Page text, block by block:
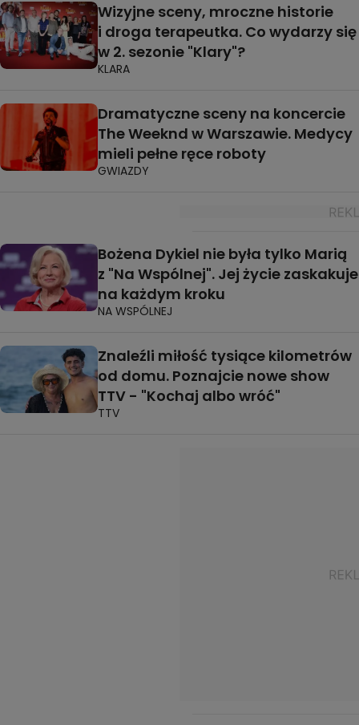
Wizyjne sceny, mroczne historie
i droga terapeutka. Co wydarzy się
w 2. sezonie "Klary"?
KLARA
Dramatyczne sceny na koncercie
The Weeknd w Warszawie. Medycy
mieli pełne ręce roboty
GWIAZDY
Bożena Dykiel nie była tylko Marią
z "Na Wspólnej". Jej życie zaskakuje
na każdym kroku
NA WSPÓLNEJ
Znaleźli miłość tysiące kilometrów
od domu. Poznajcie nowe show
TTV - "Kochaj albo wróć"
TTV